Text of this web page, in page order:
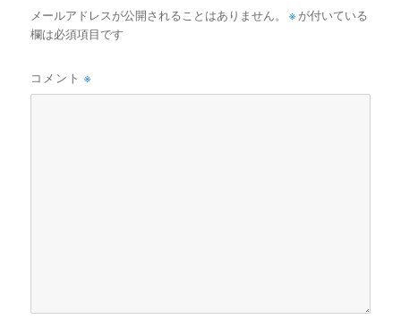
メールアドレスが公開されることはありません。 ※が付いている
欄は必須項目です
コメント※